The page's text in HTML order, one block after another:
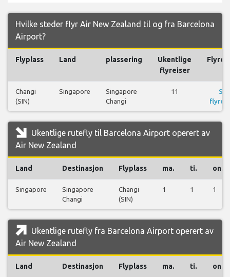
Hvilke steder flyr Air New Zealand til og fra Barcelona
Airport?
Flyplass Land plassering
Ukentlige
flyreiser
Changi
(SIN)
Singapore
Singapore
Changi
11
Se
Ukentlige rutefly til Barcelona Airport operert av
Air New Zealand
Land Destinasjon Flyplass ma. ti. on.
Singapore
Singapore
Changi
Changi
(SIN)
1 1 1
Ukentlige rutefly fra Barcelona Airport operert av
Air New Zealand
Land Destinasjon Flyplass ma. ti. on.